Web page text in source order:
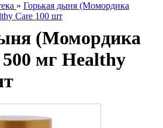
» Горькая дыня (Момордика
Care 100 шт
(Момордика
мг Healthy